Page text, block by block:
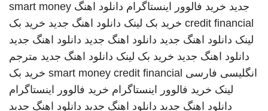
جدید خرید فالوور اینستاگرام دانلود اهنگ smart money
credit financial خرید بک لینک دانلود اهنگ جدید خرید بک
لینک دانلود اهنگ جدید دانلود اهنگ جدید دانلود اهنگ جدید
دانلود اهنگ جدید خرید بک لینک دانلود اهنگ جدید مترجم
انگلیسی فارسی smart money credit financial خرید بک
لینک خرید فالوور اینستاگرام خرید فالوور اینستاگرام
دانلود اهنگ جدید دانلود اهنگ جدید دانلود اهنگ جدید